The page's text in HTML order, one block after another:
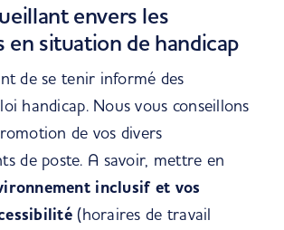
envers les
en situation de handicap
de se tenir informé des
handicap. Nous vous conseillons
de vos divers
de poste. A savoir, mettre en
inclusif et vos
(horaires de travail